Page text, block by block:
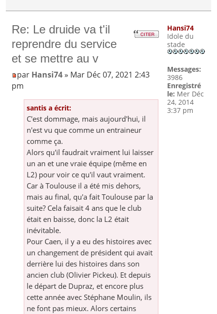
Re: Le druide va t'il
reprendre du service
et se mettre au v
par Hansi74» Mar Déc 07, 2021 2:43
pm
santis a écrit:
C'est dommage, mais aujourd'hui, il
n'est vu que comme un entraineur
comme ça.
Alors qu'il faudrait vraiment lui laisser
un an et une vraie équipe (même en
L2) pour voir ce qu'il vaut vraiment.
Car à Toulouse il a été mis dehors,
mais au final, qu'a fait Toulouse par la
suite? Cela faisait 4 ans que le club
était en baisse, donc la L2 était
inévitable.
Pour Caen, il y a eu des histoires avec
un changement de président qui avait
derrière lui des histoires dans son
ancien club (Olivier Pickeu). Et depuis
le départ de Dupraz, et encore plus
cette année avec Stéphane Moulin, ils
ne font pas mieux. Alors certains
Hansi74
Idole du
stade
Messages:
3986
Enregistré
le: Mer Déc
24, 2014
3:37 pm